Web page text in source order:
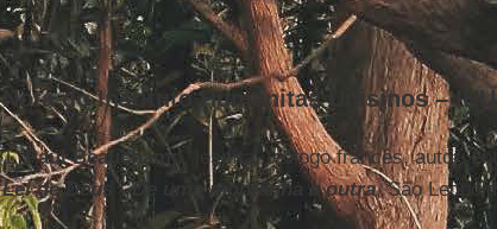
Nota do Instituto Humanitas Unisinos – IHU
1.Paul Beauchamp , jesuíta, teólogo francês, autor,
Lei de Deus - De uma montanha a outra, São